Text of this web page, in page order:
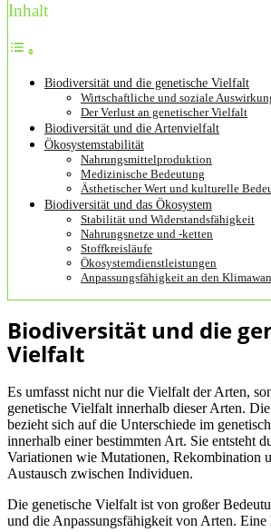
Inhalt
Biodiversität und die genetische Vielfalt
Wirtschaftliche und soziale
Der Verlust an genetischer Vielfalt
Biodiversität und die Artenvielfalt
Ökosystemstabilität
Nahrungsmittelproduktion
Medizinische Bedeutung
Ästhetischer Wert und kulturelle
Biodiversität und das Ökosystem
Stabilität und Widerstandsfähigkeit
Nahrungsnetze und -ketten
Stoffkreisläufe
Ökosystemdienstleistungen
Anpassungsfähigkeit an den
Biodiversität und die
Vielfalt
Es umfasst nicht nur die Vielfalt der Arten,
genetische Vielfalt innerhalb dieser Arten.
bezieht sich auf die Unterschiede im
innerhalb einer bestimmten Art. Sie entsteht
Variationen wie Mutationen, Rekombination
Austausch zwischen Individuen.
Die genetische Vielfalt ist von großer
und die Anpassungsfähigkeit von Arten. Eine